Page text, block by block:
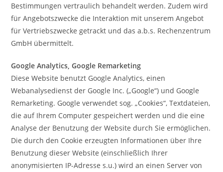
Bestimmungen vertraulich behandelt werden. Zudem wird
für Angebotszwecke die Interaktion mit unserem Angebot
für Vertriebszwecke getrackt und das a.b.s. Rechenzentrum
GmbH übermittelt.
Google Analytics, Google Remarketing
Diese Website benutzt Google Analytics, einen
Webanalysedienst der Google Inc. („Google“) und Google
Remarketing. Google verwendet sog. „Cookies“, Textdateien,
die auf Ihrem Computer gespeichert werden und die eine
Analyse der Benutzung der Website durch Sie ermöglichen.
Die durch den Cookie erzeugten Informationen über Ihre
Benutzung dieser Website (einschließlich Ihrer
anonymisierten IP-Adresse s.u.) wird an einen Server von